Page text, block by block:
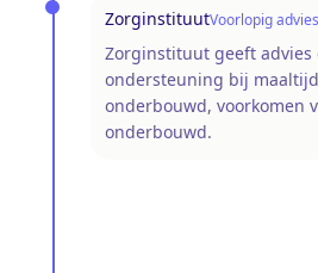
ZorginstituutVoorlopig
Zorginstituut geeft advies
ondersteuning bij
onderbouwd, voorkomen
onderbouwd.